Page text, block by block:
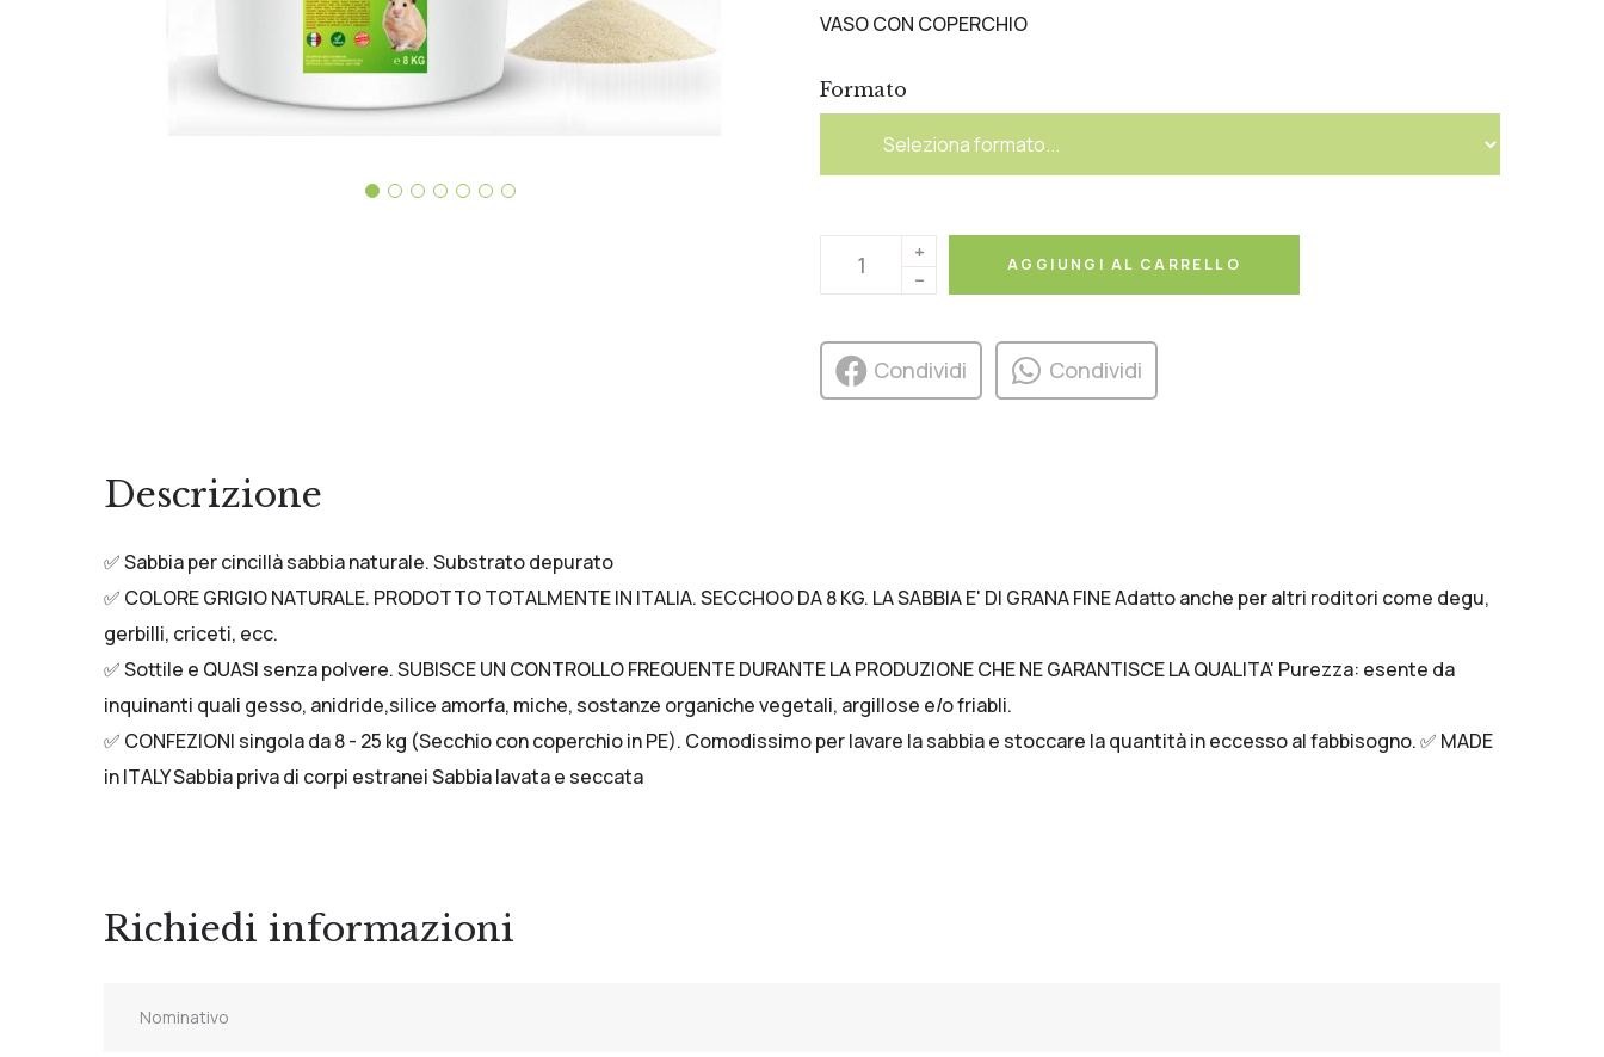
VASO CON COPERCHIO
Formato
AGGIUNGI AL CARRELLO
Condividi Condividi
Descrizione
✅ Sabbia per cincillà sabbia naturale. Substrato depurato
✅ COLORE GRIGIO NATURALE. PRODOTTO TOTALMENTE IN ITALIA. SECCHOO DA 8 KG. LA SABBIA E' DI GRANA FINE Adatto anche per altri roditori come degu,
gerbilli, criceti, ecc.
✅ Sottile e QUASI senza polvere. SUBISCE UN CONTROLLO FREQUENTE DURANTE LA PRODUZIONE CHE NE GARANTISCE LA QUALITA' Purezza: esente da
inquinanti quali gesso, anidride,silice amorfa, miche, sostanze organiche vegetali, argillose e/o friabli.
✅ CONFEZIONI singola da 8 - 25 kg (Secchio con coperchio in PE). Comodissimo per lavare la sabbia e stoccare la quantità in eccesso al fabbisogno. ✅ MADE
in ITALY Sabbia priva di corpi estranei Sabbia lavata e seccata
Richiedi informazioni